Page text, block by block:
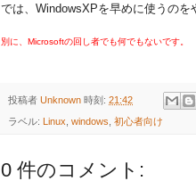
では、WindowsXPを早めに使うのを
別に、Microsoftの回し者でも何でもないです。
投稿者 Unknown 時刻: 21:42
ラベル: Linux windows 初心者向け
0 件のコメント: